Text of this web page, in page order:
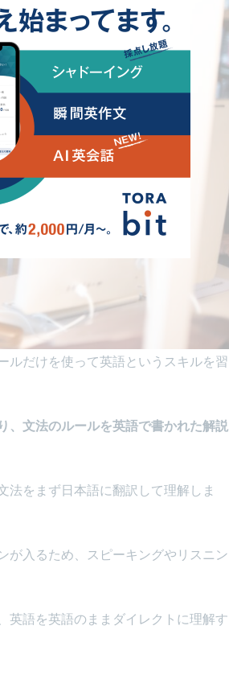
ルだけを使って英語というスキルを習
、文法のルールを英語で書かれた解説
法をまず日本語に翻訳して理解しま
が入るため、スピーキングやリスニン
英語を英語のままダイレクトに理解す